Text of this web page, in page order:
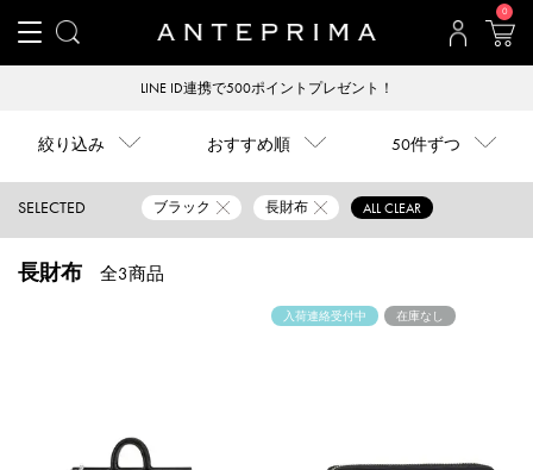
0
LINE ID連携で500ポイントプレゼント！
絞り込み おすすめ順 50件ずつ
SELECTED ブラック 長財布 ALL CLEAR
長財布 全3商品
入荷連絡受付中 在庫なし